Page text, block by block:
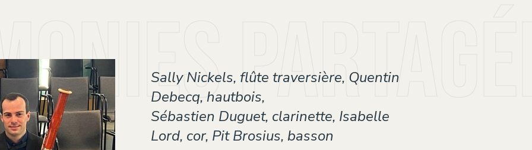
Sally Nickels, flûte traversière, Quentin
Debecq, hautbois,
Sébastien Duguet, clarinette, Isabelle
Lord, cor, Pit Brosius, basson